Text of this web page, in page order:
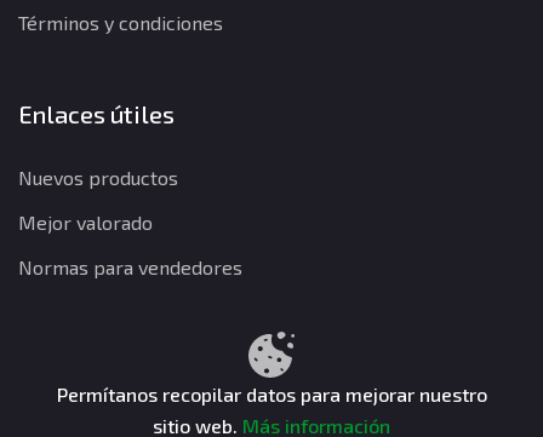
Términos y condiciones
Enlaces útiles
Nuevos productos
Mejor valorado
Normas para vendedores
Términos y condiciones
CuentasGO © 2026. Todos los derechos reservados.
Permítanos recopilar datos para mejorar nuestro
sitio web. Más información